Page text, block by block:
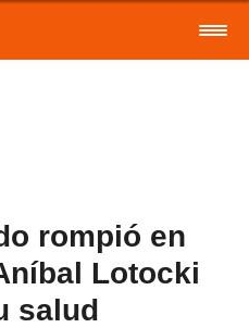
rompió en
Lotocki
salud